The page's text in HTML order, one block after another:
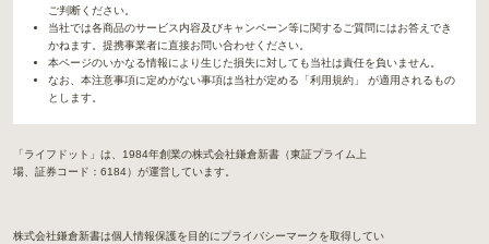
ご判断ください。
当社では各商品のサービス内容及びキャンペーン等に関するご質問にはお答えでき
かねます。提携事業者に直接お問い合わせください。
本ページのいかなる情報により生じた損失に対しても当社は責任を負いません。
なお、本注意事項に定めがない事項は当社が定める「利用規約」 が適用されるもの
とします。
「ライフドット」は、1984年創業の株式会社鎌倉新書（東証プライム上
場、証券コード：6184）が運営しています。
株式会社鎌倉新書は個人情報保護を目的にプライバシーマークを取得してい